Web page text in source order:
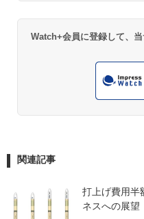
Watch+会員に登録して、
関連記事
打上げ費用半
ネスへの展望